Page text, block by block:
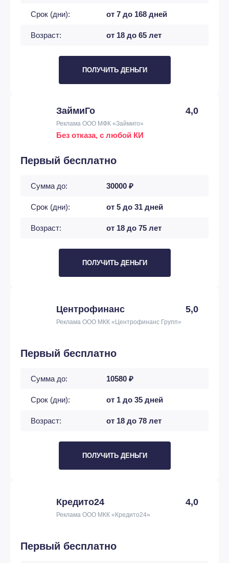
Срок (дни): от 7 до 168 дней
Возраст: от 18 до 65 лет
ПОЛУЧИТЬ ДЕНЬГИ
ЗаймиГо 4,0
Реклама ООО МФК «Займиго»
Без отказа, с любой КИ
Первый бесплатно
Сумма до: 30000 ₽
Срок (дни): от 5 до 31 дней
Возраст: от 18 до 75 лет
ПОЛУЧИТЬ ДЕНЬГИ
Центрофинанс 5,0
Реклама ООО МКК «Центрофинанс Групп»
Первый бесплатно
Сумма до: 10580 ₽
Срок (дни): от 1 до 35 дней
Возраст: от 18 до 78 лет
ПОЛУЧИТЬ ДЕНЬГИ
Кредито24 4,0
Реклама ООО МКК «Кредито24»
Первый бесплатно